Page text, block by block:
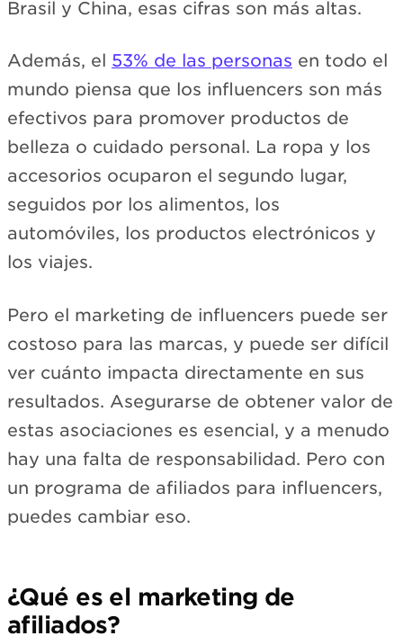
Brasil y China, esas cifras son más altas.
Además, el 53% de las personas en todo el
mundo piensa que los influencers son más
efectivos para promover productos de
belleza o cuidado personal. La ropa y los
accesorios ocuparon el segundo lugar,
seguidos por los alimentos, los
automóviles, los productos electrónicos y
los viajes.
Pero el marketing de influencers puede ser
costoso para las marcas, y puede ser difícil
ver cuánto impacta directamente en sus
resultados. Asegurarse de obtener valor de
estas asociaciones es esencial, y a menudo
hay una falta de responsabilidad. Pero con
un programa de afiliados para influencers,
puedes cambiar eso.
¿Qué es el marketing de
afiliados?